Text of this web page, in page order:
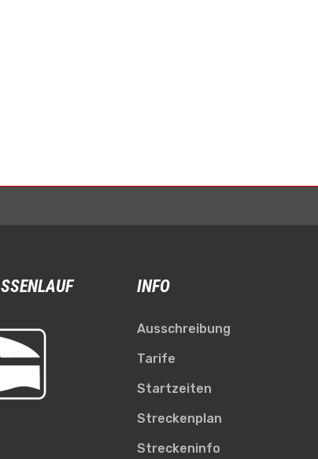
INFO
Ausschreibung
Tarife
Startzeiten
Streckenplan
Streckeninfo